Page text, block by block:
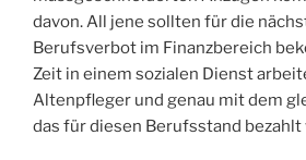
davon. All jene sollten für die
Berufsverbot im Finanzbereich
Zeit in einem sozialen Dienst
Altenpfleger und genau mit dem
das für diesen Berufsstand bezahlt